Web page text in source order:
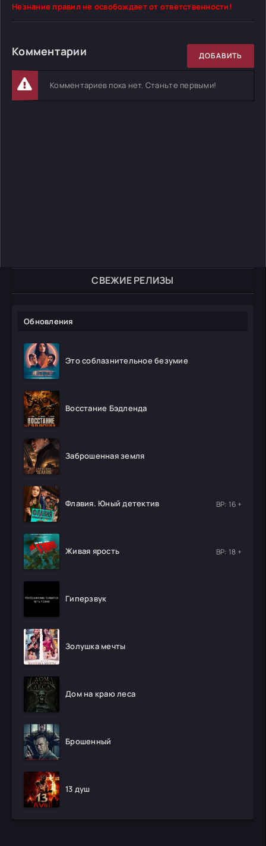
СВЕЖИЕ РЕЛИЗЫ
Обновления
Это соблазнительное безумие
Восстание Бэдленда
Заброшенная земля
Флавия. Юный детектив ВР: 16 +
Живая ярость ВР: 18 +
Гиперзвук
Золушка мечты
Дом на краю леса
Брошенный
13 душ
Незнание правил не освобождает от ответственности!
Комментарии ДОБАВИТЬ
Комментариев пока нет. Станьте первыми!